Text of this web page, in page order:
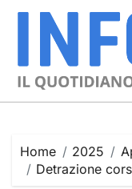
Skip
Home 2025
Detrazione